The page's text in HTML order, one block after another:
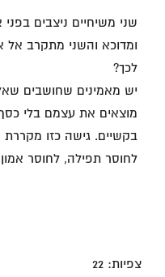
שני משיחיים ניצבים
ומדוכא והשני מתקרב אל
לכך?
יש מאמינים שחושבים
מוצאים את עצמם בלי כסף
בקשיים. גישה כזו
לחוסר תפילה, לחוסר
צפיות: 22